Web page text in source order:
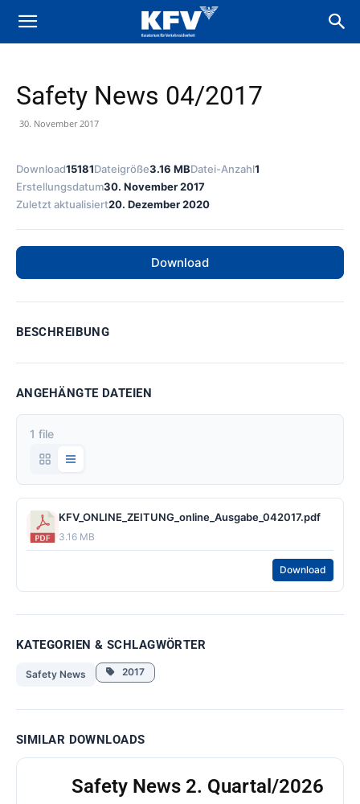
Safety News 04/2017
30. November 2017
Download15181Dateigröße3.16 MBDatei-Anzahl1
Erstellungsdatum30. November 2017
Zuletzt aktualisiert20. Dezember 2020
Download
BESCHREIBUNG
ANGEHÄNGTE DATEIEN
1 file
KFV_ONLINE_ZEITUNG_online_Ausgabe_042017.pdf
3.16 MB
Download
KATEGORIEN & SCHLAGWÖRTER
Safety News 2017
SIMILAR DOWNLOADS
Safety News 2. Quartal/2026